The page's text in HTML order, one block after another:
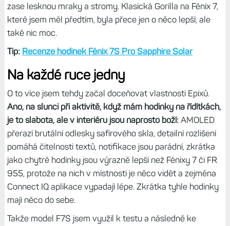
zase lesknou mraky a stromy. Klasická Gorilla na Fénix 7,
které jsem měl předtím, byla přece jen o něco lepší, ale
také nic moc.
Tip: Recenze hodinek Fénix 7S Pro Sapphire Solar
Na každé ruce jedny
O to více jsem tehdy začal doceňovat vlastnosti Epixů.
Ano, na slunci při aktivitě, když mám hodinky na řídítkách,
je to slabota, ale v interiéru jsou naprosto boží: AMOLED
přerazí brutální odlesky safírového skla, detailní rozlišení
pomáhá čitelnosti textů, notifikace jsou parádní, zkrátka
jako chytré hodinky jsou výrazně lepší než Fénixy 7 či FR
955, protože na nich v místnosti je něco vidět a zejména
Connect IQ aplikace vypadají lépe. Zkrátka tyhle hodinky
mají něco do sebe.
Takže model F7S jsem využil k testu a následně ke